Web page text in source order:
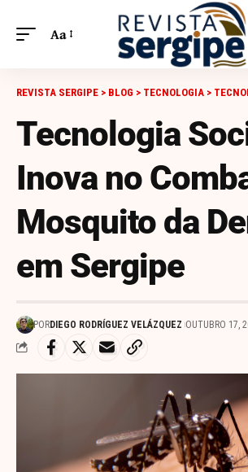
Aa
REVISTA SERGIPE > BLOG > TECNOLOGIA > TECNOLOGIA
Tecnologia
Inova no
Mosquito da
em Sergipe
PORDIEGO RODRÍGUEZ VELÁZQUEZ OUTUBRO 17,